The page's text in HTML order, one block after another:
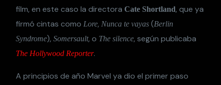
film, en este caso la directoraCate Shortland, que ya
firmó cintas comoLore,Nunca te vayas (Berlin
Syndrome),Somersault, o The silence, según publicaba
The Hollywood Reporter.
A principios de año Marvel ya dio el primer paso